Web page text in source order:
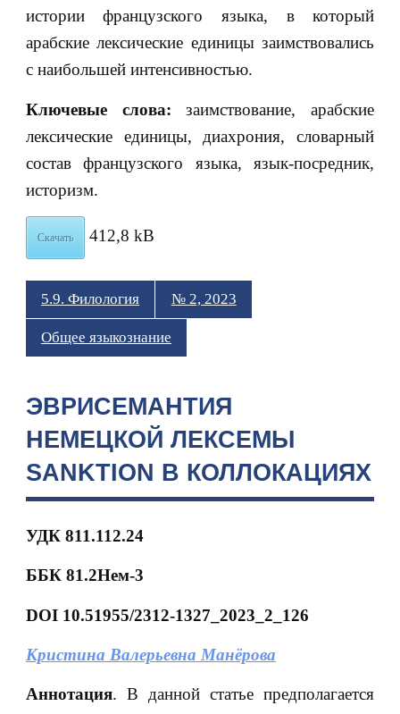
истории французского языка, в который
арабские лексические единицы заимствовались
с наибольшей интенсивностью.
Ключевые слова: заимствование, арабские
лексические единицы, диахрония, словарный
состав французского языка, язык-посредник,
историзм.
Скачать 412,8 kB
5.9. Филология № 2, 2023
Общее языкознание
ЭВРИСЕМАНТИЯ
НЕМЕЦКОЙ ЛЕКСЕМЫ
SANKTION В КОЛЛОКАЦИЯХ
УДК 811.112.24
ББК 81.2Нем-3
DOI 10.51955/2312-1327_2023_2_126
Кристина Валерьевна Манёрова
Аннотация. В данной статье предполагается